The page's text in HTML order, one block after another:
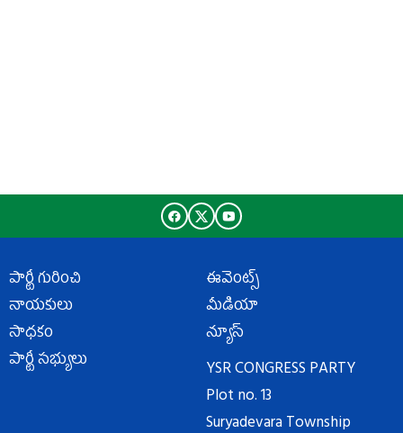
పార్టీ గురించి
నాయకులు
సాధకం
పార్టీ సభ్యులు
ఈవెంట్స్
మీడియా
న్యూస్
YSR CONGRESS PARTY
Plot no. 13
Suryadevara Township